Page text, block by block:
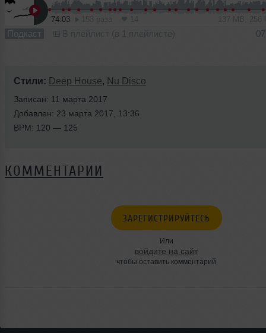
74:03
Подкаст
Стили: Deep House, Nu Disco
Записан: 11 марта 2017
Добавлен: 23 марта 2017, 13:36
BPM: 120 — 125
КОММЕНТАРИИ
ЗАРЕГИСТРИРУЙТЕСЬ
Или
войдите на сайт
чтобы оставить комментарий